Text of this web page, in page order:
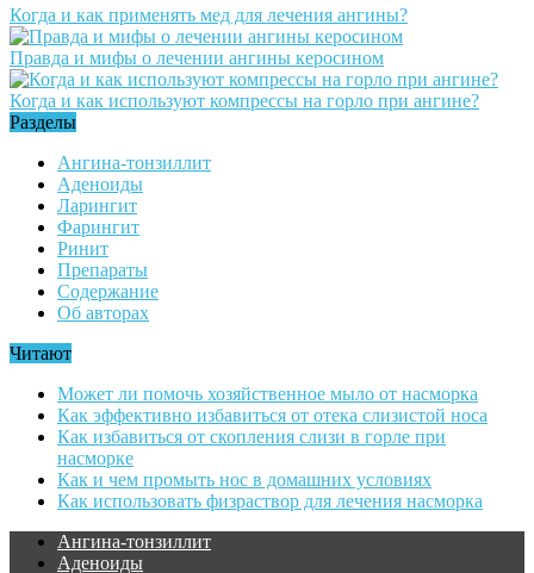
Когда и как применять мед для лечения ангины?
Правда и мифы о лечении ангины керосином
Когда и как используют компрессы на горло при ангине?
Разделы
Ангина-тонзиллит
Аденоиды
Ларингит
Фарингит
Ринит
Препараты
Содержание
Об авторах
Читают
Может ли помочь хозяйственное мыло от насморка
Как эффективно избавиться от отека слизистой носа
Как избавиться от скопления слизи в горле при
насморке
Как и чем промыть нос в домашних условиях
Как использовать физраствор для лечения насморка
Ангина-тонзиллит
Аденоиды